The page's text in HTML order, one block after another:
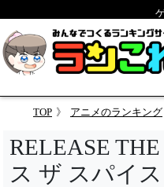
TOP アニメのランキング
RELEASE
ス ザ スパイ